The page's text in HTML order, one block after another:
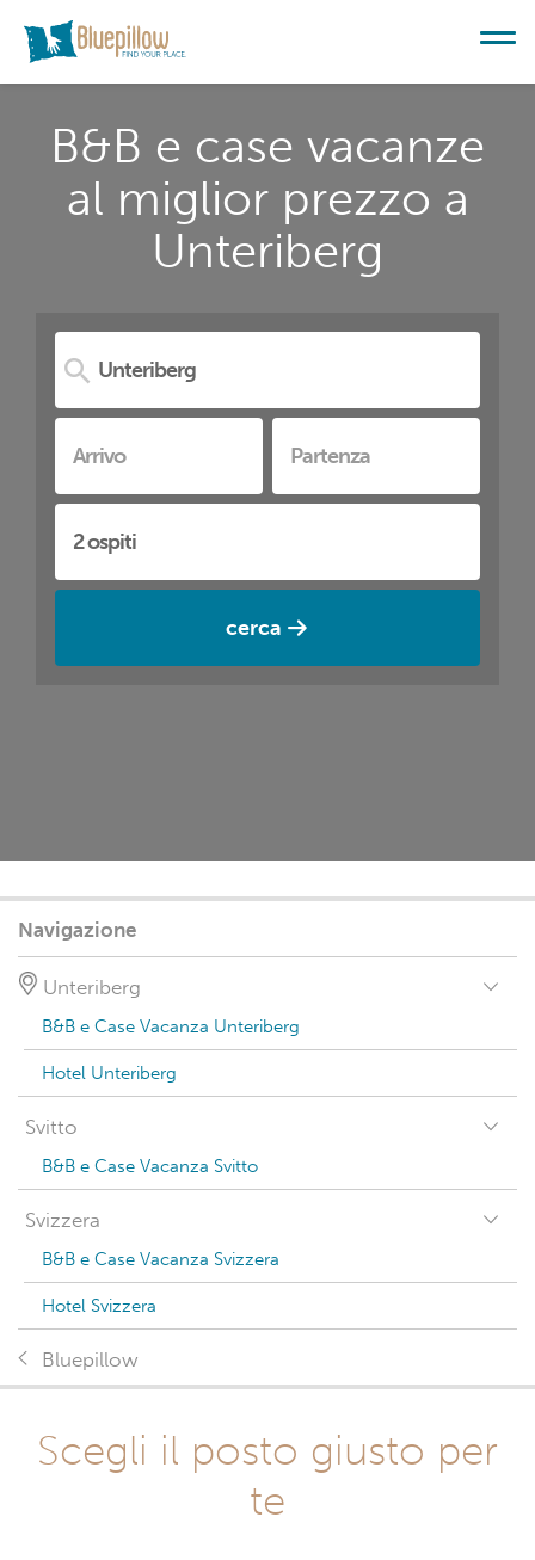
B&B e case vacanze
al miglior prezzo a
Unteriberg
cerca
Navigazione
Unteriberg
B&B e Case Vacanza Unteriberg
Hotel Unteriberg
Svitto
B&B e Case Vacanza Svitto
Svizzera
B&B e Case Vacanza Svizzera
Hotel Svizzera
Bluepillow
Scegli il posto giusto per
te